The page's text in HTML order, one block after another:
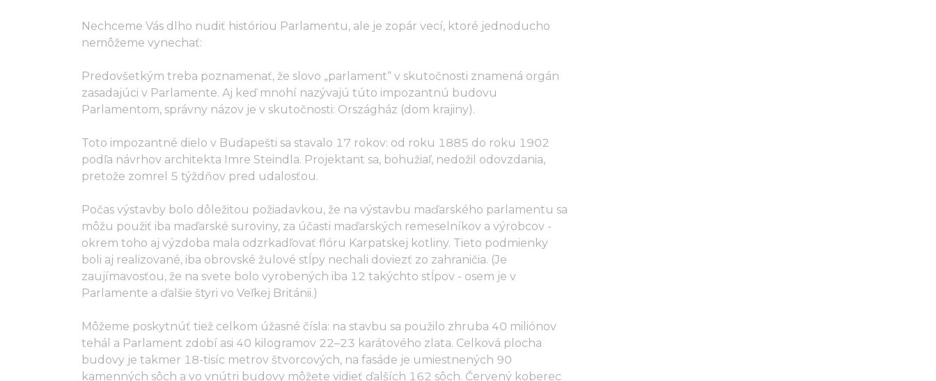
Nechceme Vás dlho nudiť históriou Parlamentu, ale je zopár vecí, ktoré jednoducho
nemôžeme vynechať:
Predovšetkým treba poznamenať, že slovo „parlament“ v skutočnosti znamená orgán
zasadajúci v Parlamente. Aj keď mnohí nazývajú túto impozantnú budovu
Parlamentom, správny názov je v skutočnosti: Országház (dom krajiny).
Toto impozantné dielo v Budapešti sa stavalo 17 rokov: od roku 1885 do roku 1902
podľa návrhov architekta Imre Steindla. Projektant sa, bohužiaľ, nedožil odovzdania,
pretože zomrel 5 týždňov pred udalosťou.
Počas výstavby bolo dôležitou požiadavkou, že na výstavbu maďarského parlamentu sa
môžu použiť iba maďarské suroviny, za účasti maďarských remeselníkov a výrobcov -
okrem toho aj výzdoba mala odzrkadľovať flóru Karpatskej kotliny. Tieto podmienky
boli aj realizované, iba obrovské žulové stĺpy nechali doviezť zo zahraničia. (Je
zaujímavosťou, že na svete bolo vyrobených iba 12 takýchto stĺpov - osem je v
Parlamente a ďalšie štyri vo Veľkej Británii.)
Môžeme poskytnúť tiež celkom úžasné čísla: na stavbu sa použilo zhruba 40 miliónov
tehál a Parlament zdobí asi 40 kilogramov 22–23 karátového zlata. Celková plocha
budovy je takmer 18-tisíc metrov štvorcových, na fasáde je umiestnených 90
kamenných sôch a vo vnútri budovy môžete vidieť ďalších 162 sôch. Červený koberec